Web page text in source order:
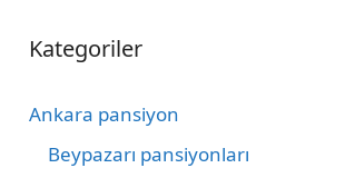
Kategoriler
Ankara pansiyon
Beypazarı pansiyonları